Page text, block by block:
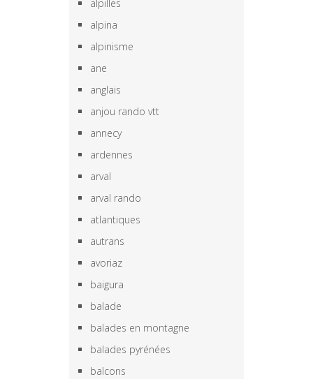
alpilles
alpina
alpinisme
ane
anglais
anjou rando vtt
annecy
ardennes
arval
arval rando
atlantiques
autrans
avoriaz
baigura
balade
balades en montagne
balades pyrénées
balcons